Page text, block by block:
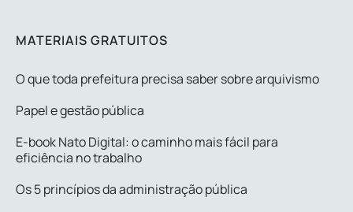
MATERIAIS GRATUITOS
O que toda prefeitura precisa saber sobre arquivismo
Papel e gestão pública
E-book Nato Digital: o caminho mais fácil para
eficiência no trabalho
Os 5 princípios da administração pública